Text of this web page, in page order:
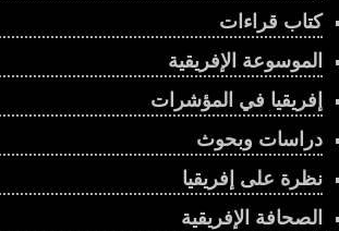
كتاب قراءات
الموسوعة الإفريقية
إفريقيا في المؤشرات
دراسات وبحوث
نظرة على إفريقيا
الصحافة الإفريقية